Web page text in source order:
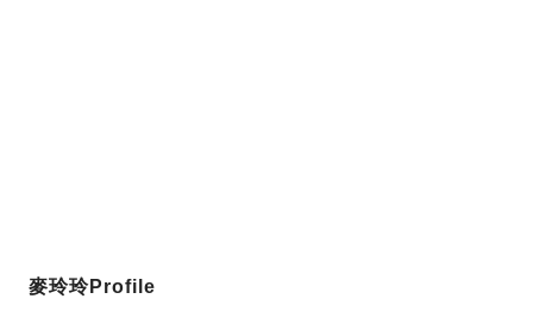
麥玲玲Profile